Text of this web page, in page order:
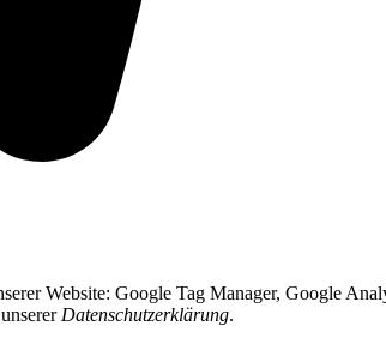
Website: Google Tag Manager, Google
Datenschutzerklärung.